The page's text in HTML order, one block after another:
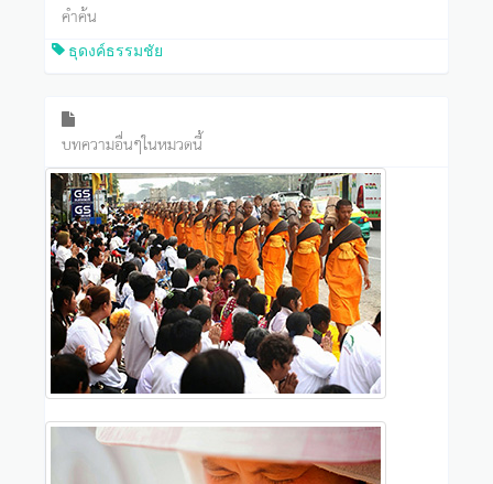
คำค้น
ธุดงค์ธรรมชัย
บทความอื่นๆในหมวดนี้